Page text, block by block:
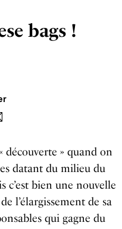
bags !
découverte » quand on
datant du milieu du
c’est bien une nouvelle
l’élargissement de sa
qui gagne du